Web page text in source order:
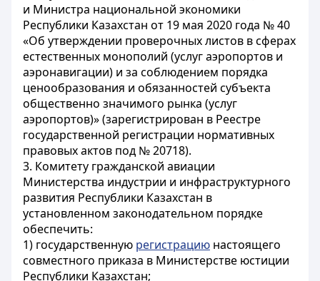
и Министра национальной экономики
Республики Казахстан от 19 мая 2020 года № 40
«Об утверждении проверочных листов в сферах
естественных монополий (услуг аэропортов и
аэронавигации) и за соблюдением порядка
ценообразования и обязанностей субъекта
общественно значимого рынка (услуг
аэропортов)» (зарегистрирован в Реестре
государственной регистрации нормативных
правовых актов под № 20718).
3. Комитету гражданской авиации
Министерства индустрии и инфраструктурного
развития Республики Казахстан в
установленном законодательном порядке
обеспечить:
1) государственную регистрацию настоящего
совместного приказа в Министерстве юстиции
Республики Казахстан;